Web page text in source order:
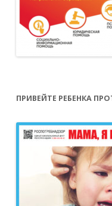
ПРИВЕЙТЕ РЕБЕНКА